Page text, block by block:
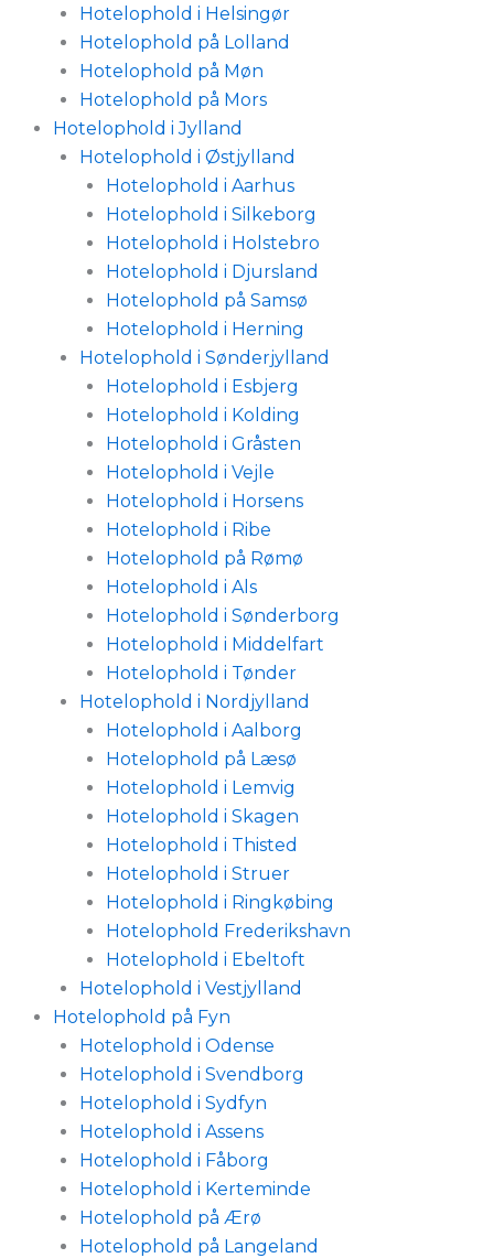
Hotelophold i Helsingør
Hotelophold på Lolland
Hotelophold på Møn
Hotelophold på Mors
Hotelophold i Jylland
Hotelophold i Østjylland
Hotelophold i Aarhus
Hotelophold i Silkeborg
Hotelophold i Holstebro
Hotelophold i Djursland
Hotelophold på Samsø
Hotelophold i Herning
Hotelophold i Sønderjylland
Hotelophold i Esbjerg
Hotelophold i Kolding
Hotelophold i Gråsten
Hotelophold i Vejle
Hotelophold i Horsens
Hotelophold i Ribe
Hotelophold på Rømø
Hotelophold i Als
Hotelophold i Sønderborg
Hotelophold i Middelfart
Hotelophold i Tønder
Hotelophold i Nordjylland
Hotelophold i Aalborg
Hotelophold på Læsø
Hotelophold i Lemvig
Hotelophold i Skagen
Hotelophold i Thisted
Hotelophold i Struer
Hotelophold i Ringkøbing
Hotelophold Frederikshavn
Hotelophold i Ebeltoft
Hotelophold i Vestjylland
Hotelophold på Fyn
Hotelophold i Odense
Hotelophold i Svendborg
Hotelophold i Sydfyn
Hotelophold i Assens
Hotelophold i Fåborg
Hotelophold i Kerteminde
Hotelophold på Ærø
Hotelophold på Langeland